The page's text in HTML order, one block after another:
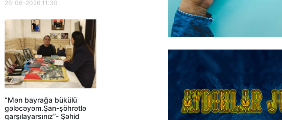
26-06-2026 11:30
“Mən bayrağa bükülü
gələcəyəm.Şan-şöhrətlə
qarşılayarsınız”- Şəhid